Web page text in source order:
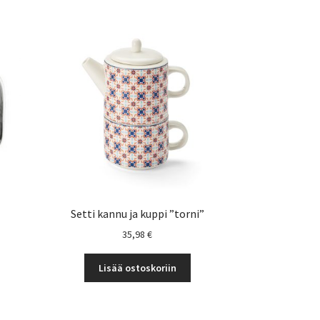
Setti kannu ja kuppi ”torni”
35,98€
Lisää ostoskoriin